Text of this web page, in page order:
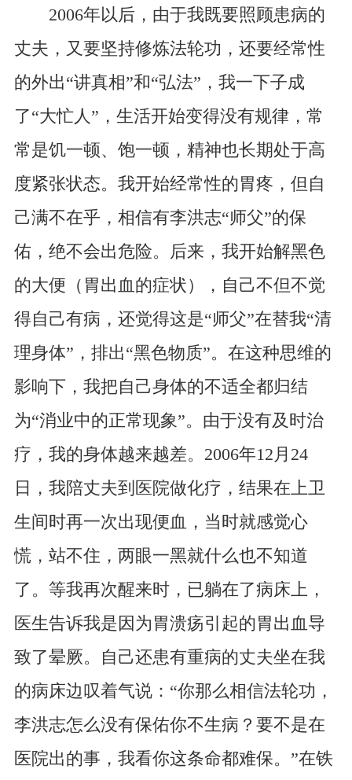
2006年以后，由于我既要照顾患病的
丈夫，又要坚持修炼法轮功，还要经常性
的外出“讲真相”和“弘法”，我一下子成
了“大忙人”，生活开始变得没有规律，常
常是饥一顿、饱一顿，精神也长期处于高
度紧张状态。我开始经常性的胃疼，但自
己满不在乎，相信有李洪志“师父”的保
佑，绝不会出危险。后来，我开始解黑色
的大便（胃出血的症状），自己不但不觉
得自己有病，还觉得这是“师父”在替我“清
理身体”，排出“黑色物质”。在这种思维的
影响下，我把自己身体的不适全都归结
为“消业中的正常现象”。由于没有及时治
疗，我的身体越来越差。2006年12月24
日，我陪丈夫到医院做化疗，结果在上卫
生间时再一次出现便血，当时就感觉心
慌，站不住，两眼一黑就什么也不知道
了。等我再次醒来时，已躺在了病床上，
医生告诉我是因为胃溃疡引起的胃出血导
致了晕厥。自己还患有重病的丈夫坐在我
的病床边叹着气说：“你那么相信法轮功，
李洪志怎么没有保佑你不生病？要不是在
医院出的事，我看你这条命都难保。”在铁